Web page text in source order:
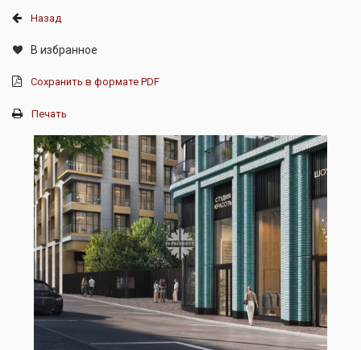
Назад
В избранное
Сохранить в формате PDF
Печать